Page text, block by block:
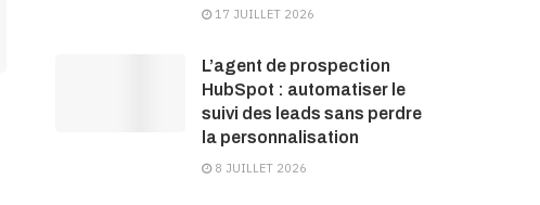
17 JUILLET 2026
L’agent de prospection
HubSpot : automatiser le
suivi des leads sans perdre
la personnalisation
8 JUILLET 2026